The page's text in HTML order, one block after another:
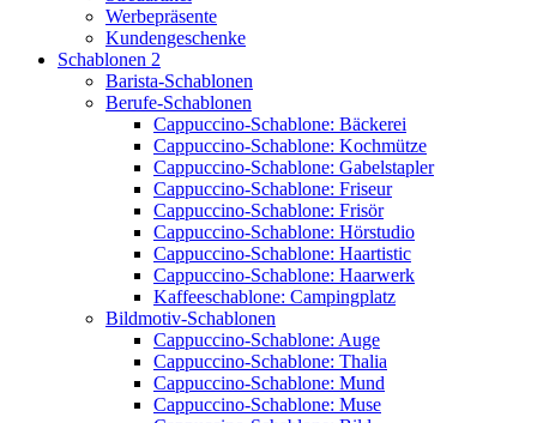
Werbepräsente
Kundengeschenke
Schablonen 2
Barista-Schablonen
Berufe-Schablonen
Cappuccino-Schablone: Bäckerei
Cappuccino-Schablone: Kochmütze
Cappuccino-Schablone: Gabelstapler
Cappuccino-Schablone: Friseur
Cappuccino-Schablone: Frisör
Cappuccino-Schablone: Hörstudio
Cappuccino-Schablone: Haartistic
Cappuccino-Schablone: Haarwerk
Kaffeeschablone: Campingplatz
Bildmotiv-Schablonen
Cappuccino-Schablone: Auge
Cappuccino-Schablone: Thalia
Cappuccino-Schablone: Mund
Cappuccino-Schablone: Muse